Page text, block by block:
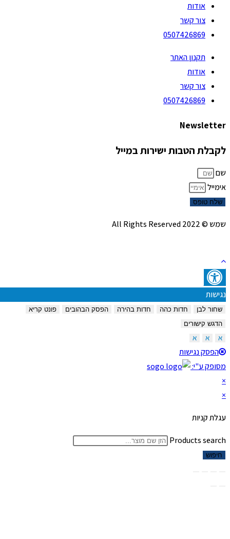
אודות
צור קשר
0507426869
תקנון האתר
אודות
צור קשר
0507426869
Newsletter
לקבלת הטבות ישירות במייל
שם
אימייל
שלח טופס
שמש © 2022 All Rights Reserved
נגישות
שחור לבן חדות כהה חדות בהירה הפסק הבהובים
פונט קריא
הדגש קישורים
הפסק נגישות
מסופק ע"י:
עגלת קניות
Products search
חיפוש